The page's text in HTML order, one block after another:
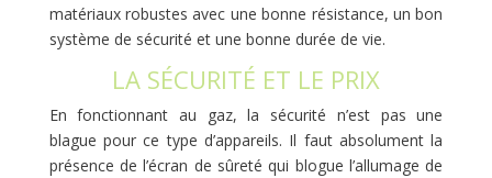
matériaux robustes avec une bonne résistance, un bon
système de sécurité et une bonne durée de vie.
LA SÉCURITÉ ET LE PRIX
En fonctionnant au gaz, la sécurité n’est pas une
blague pour ce type d’appareils. Il faut absolument la
présence de l’écran de sûreté qui blogue l’allumage de